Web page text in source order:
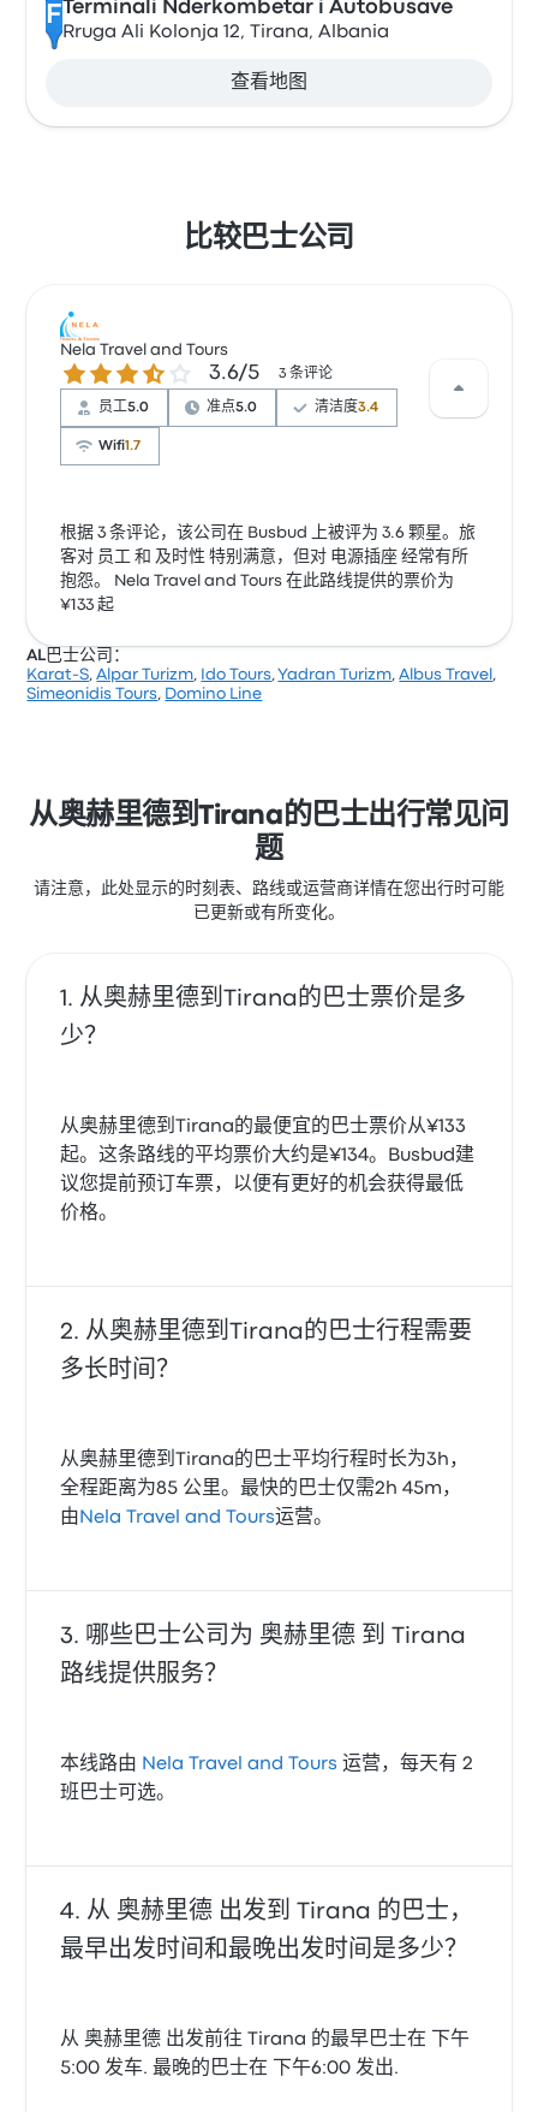
F Terminali Nderkombetar i Autobusave
Rruga Ali Kolonja 12, Tirana, Albania
查看地图
比较巴士公司
Nela Travel and Tours
3.6 / 5 星 3.6/5 3 条评论
员工5.0 准点5.0 清洁度3.4
Wifi1.7
根据 3 条评论，该公司在 Busbud 上被评为 3.6 颗星。旅
客对 员工 和 及时性 特别满意，但对 电源插座 经常有所
抱怨。 Nela Travel and Tours 在此路线提供的票价为
¥133 起
AL巴士公司：
Karat-S,Alpar Turizm, Ido Tours,Yadran Turizm,Albus Travel ,
Simeonidis Tours, Domino Line
从奥赫里德到Tirana的巴士出行常见问
题
请注意，此处显示的时刻表、路线或运营商详情在您出行时可能
已更新或有所变化。
从奥赫里德到Tirana的巴士票价是多
少？
从奥赫里德到Tirana的最便宜的巴士票价从¥133
起。这条路线的平均票价大约是¥134。Busbud建
议您提前预订车票，以便有更好的机会获得最低
价格。
从奥赫里德到Tirana的巴士行程需要
多长时间？
从奥赫里德到Tirana的巴士平均行程时长为3h，
全程距离为85 公里。最快的巴士仅需2h 45m，
由 Nela Travel and Tours运营。
哪些巴士公司为 奥赫里德 到 Tirana
路线提供服务？
本线路由 Nela Travel and Tours 运营，每天有 2
班巴士可选。
从 奥赫里德 出发到 Tirana 的巴士，
最早出发时间和最晚出发时间是多少？
从 奥赫里德 出发前往 Tirana 的最早巴士在 下午
5:00 发车. 最晚的巴士在 下午6:00 发出.